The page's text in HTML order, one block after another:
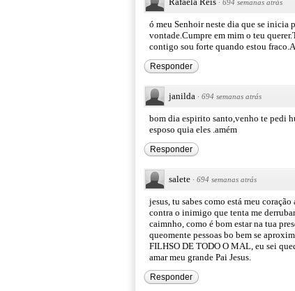
· 694 semanas atrás
ó meu Senhoir neste dia que se inicia
vontade.Cumpre em mim o teu
contigo sou forte quando estou
Responder
janilda · 694 semanas atrás
bom dia espirito santo,venho te pedi
esposo quia eles .amém
Responder
salete · 694 semanas atrás
jesus, tu sabes como está meu
contra o inimigo que tenta me
caimnho, como é bom estar na tua
queomente pessoas bo bem se
FILHSO DE TODO O MAL, eu sei
amar meu grande Pai Jesus.
Responder